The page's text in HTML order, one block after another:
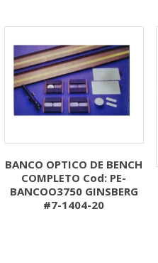
BANCO OPTICO DE BENCH
COMPLETO Cod: PE-
BANCOO3750 GINSBERG
#7-1404-20